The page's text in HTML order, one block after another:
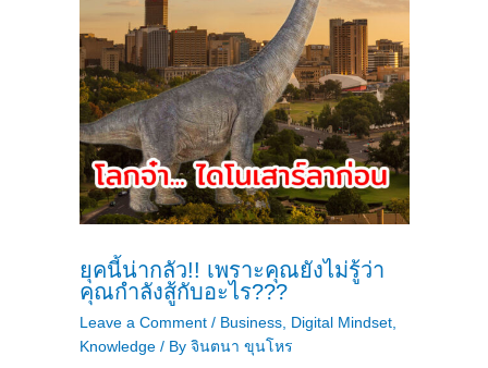
ยุคนี้น่ากลัว!! เพราะคุณยังไม่รู้ว่า
คุณกำลังสู้กับอะไร???
Leave a Comment / Business, Digital Mindset,
Knowledge/ By จินตนา ขุนโหร